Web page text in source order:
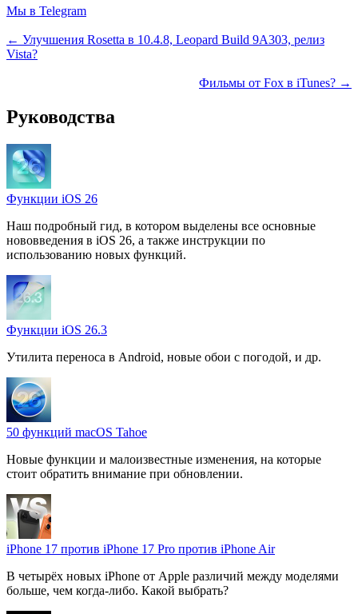
Мы в Telegram
← Улучшения Rosetta в 10.4.8, Leopard Build 9A303, релиз
Vista?
Фильмы от Fox в iTunes? →
Руководства
Функции iOS 26
Наш подробный гид, в котором выделены все основные
нововведения в iOS 26, а также инструкции по
использованию новых функций.
Функции iOS 26.3
Утилита переноса в Android, новые обои с погодой, и др.
50 функций macOS Tahoe
Новые функции и малоизвестные изменения, на которые
стоит обратить внимание при обновлении.
iPhone 17 против iPhone 17 Pro против iPhone Air
В четырёх новых iPhone от Apple различий между моделями
больше, чем когда-либо. Какой выбрать?